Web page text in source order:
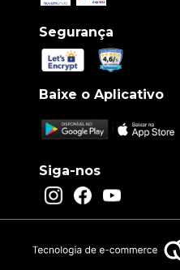
Segurança
Baixe o Aplicativo
Siga-nos